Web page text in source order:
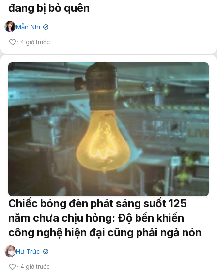
đang bị bỏ quên
Mẫn Nhi ✔
4 giờ trước
Chiếc bóng đèn phát sáng suốt 125
năm chưa chịu hỏng: Độ bền khiến
công nghệ hiện đại cũng phải ngả nón
Hư Trúc ✔
4 giờ trước